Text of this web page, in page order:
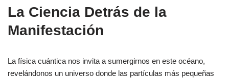
La Ciencia Detrás de la
Manifestación
La física cuántica nos invita a sumergirnos en este océano,
revelándonos un universo donde las partículas más pequeñas